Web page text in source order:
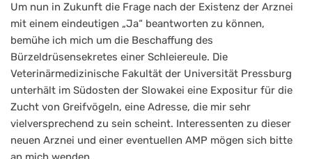
Um nun in Zukunft die Frage nach der Existenz der Arznei
mit einem eindeutigen „Ja“ beantworten zu können,
bemühe ich mich um die Beschaffung des
Bürzeldrüsensekretes einer Schleiereule. Die
Veterinärmedizinische Fakultät der Universität Pressburg
unterhält im Südosten der Slowakei eine Expositur für die
Zucht von Greifvögeln, eine Adresse, die mir sehr
vielversprechend zu sein scheint. Interessenten zu dieser
neuen Arznei und einer eventuellen AMP mögen sich bitte